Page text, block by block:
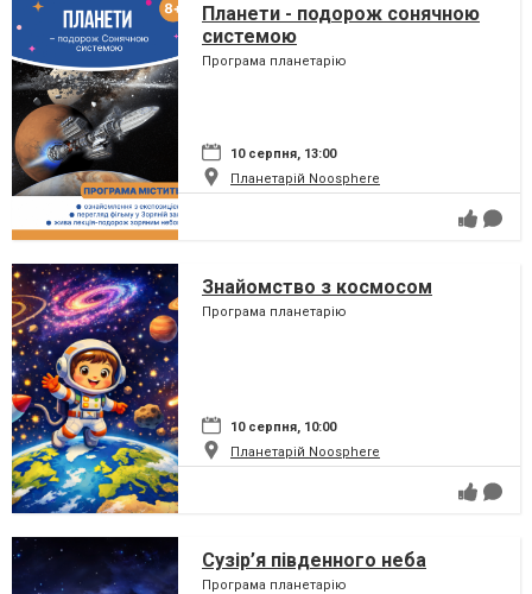
Планети - подорож сонячною
системою
Програма планетарію
10 серпня, 13:00
Планетарій Noosphere
Знайомство з космосом
Програма планетарію
10 серпня, 10:00
Планетарій Noosphere
Сузір’я південного неба
Програма планетарію